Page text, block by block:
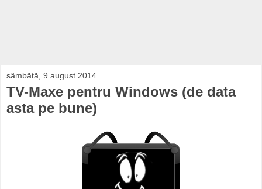
sâmbătă, 9 august 2014
TV-Maxe pentru Windows (de data
asta pe bune)